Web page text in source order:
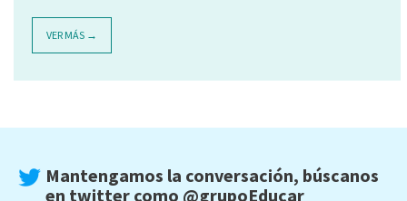
VER MÁS →
Mantengamos la conversación, búscanos
en twitter como @grupoEducar